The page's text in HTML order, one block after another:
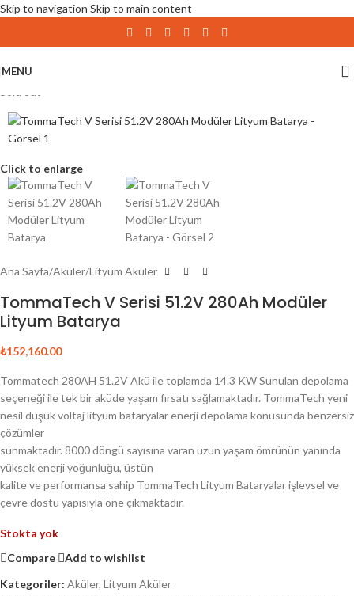
Skip to navigation Skip to main content
MENU
Click to enlarge
Ana Sayfa/Aküler/Lityum Aküler
TommaTech V Serisi 51.2V 280Ah Modüler
Lityum Batarya
₺152,160.00
Tommatech 280AH 51.2V Akü ile toplamda 14.3 KW Sunulan depolama
seçeneği ile tek bir aküde yaşam fırsatı sağlamaktadır. TommaTech yeni
nesil düşük voltaj lityum bataryalar enerji depolama konusunda benzersiz
çözümler
sunmaktadır. 8000 döngü sayısına varan uzun yaşam ömrünün yanında
yüksek enerji yoğunluğu, üstün
kalite ve performansa sahip TommaTech Lityum Bataryalar işlevsel ve
çevre dostu yapısıyla öne çıkmaktadır.
Stokta yok
Compare
Add to wishlist
Kategoriler: Aküler, Lityum Aküler